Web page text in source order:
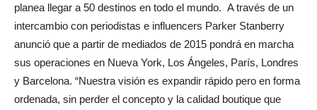
planea llegar a 50 destinos en todo el mundo. A través de un
intercambio con periodistas e influencers Parker Stanberry
anunció que a partir de mediados de 2015 pondrá en marcha
sus operaciones en Nueva York, Los Ángeles, París, Londres
y Barcelona. “Nuestra visión es expandir rápido pero en forma
ordenada, sin perder el concepto y la calidad boutique que